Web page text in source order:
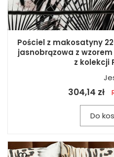
Pościel z makosatyny
jasnobrązowa z
z kolekcji
304,14 zł
Do